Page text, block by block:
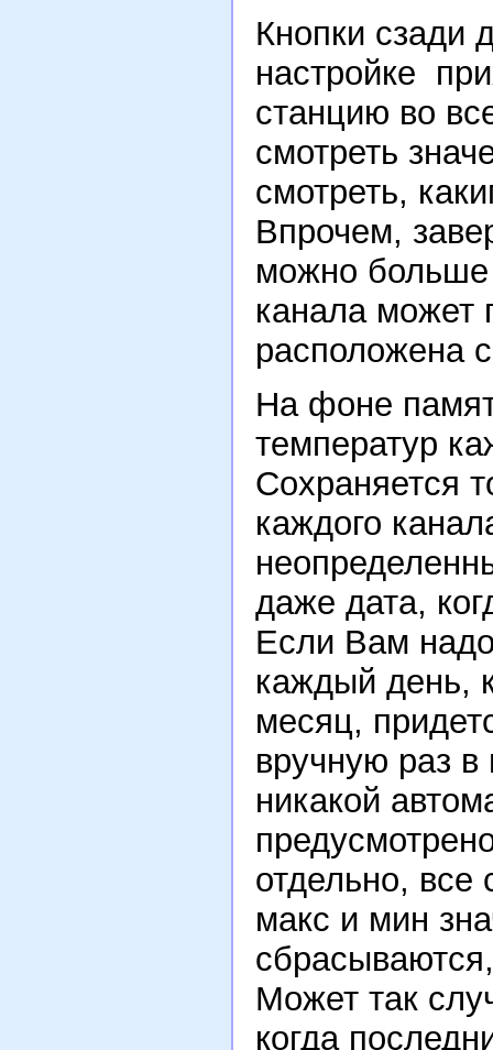
Кнопки сзади
настройке
станцию во
смотреть
смотреть,
Впрочем,
можно больше
канала может
расположена
На фоне
температур
Сохраняется
каждого
даже дата,
Если Вам
каждый день,
месяц,
вручную раз
никакой
отдельно, все
макс и мин
Может так
когда